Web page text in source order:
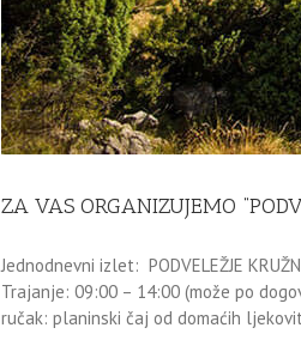
ZA VAS ORGANIZUJEMO
Jednodnevni izlet: PODVELEŽJE
Trajanje: 09:00 – 14:00 (može po
ručak: planinski čaj od domaćih